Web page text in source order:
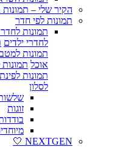
הקיר שלי –
תמונות לפי חדר
תמונות
לחדרי ילדים
תמונות
אוכל
תמונות
לסלון
זוגות
NEXTGEN 🤍